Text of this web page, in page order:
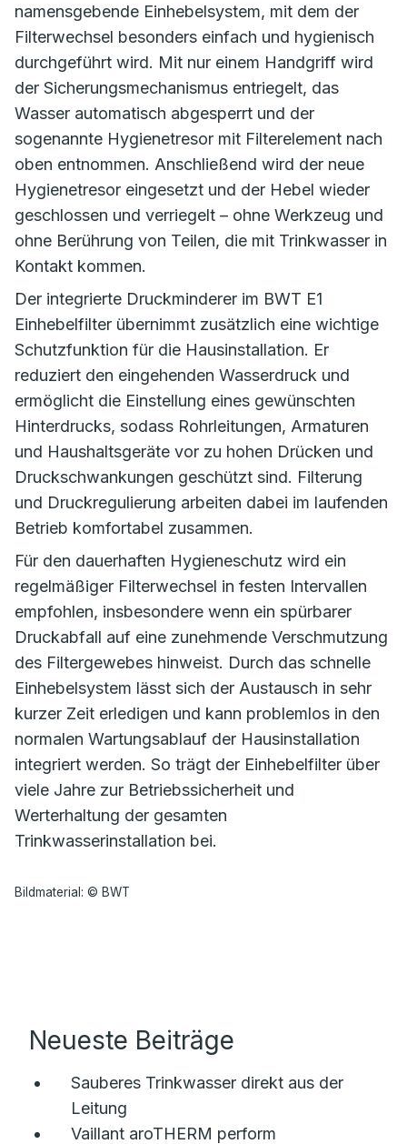
namensgebende Einhebelsystem, mit dem der
Filterwechsel besonders einfach und hygienisch
durchgeführt wird. Mit nur einem Handgriff wird
der Sicherungsmechanismus entriegelt, das
Wasser automatisch abgesperrt und der
sogenannte Hygienetresor mit Filterelement nach
oben entnommen. Anschließend wird der neue
Hygienetresor eingesetzt und der Hebel wieder
geschlossen und verriegelt – ohne Werkzeug und
ohne Berührung von Teilen, die mit Trinkwasser in
Kontakt kommen.
Der integrierte Druckminderer im BWT E1
Einhebelfilter übernimmt zusätzlich eine wichtige
Schutzfunktion für die Hausinstallation. Er
reduziert den eingehenden Wasserdruck und
ermöglicht die Einstellung eines gewünschten
Hinterdrucks, sodass Rohrleitungen, Armaturen
und Haushaltsgeräte vor zu hohen Drücken und
Druckschwankungen geschützt sind. Filterung
und Druckregulierung arbeiten dabei im laufenden
Betrieb komfortabel zusammen.
Für den dauerhaften Hygieneschutz wird ein
regelmäßiger Filterwechsel in festen Intervallen
empfohlen, insbesondere wenn ein spürbarer
Druckabfall auf eine zunehmende Verschmutzung
des Filtergewebes hinweist. Durch das schnelle
Einhebelsystem lässt sich der Austausch in sehr
kurzer Zeit erledigen und kann problemlos in den
normalen Wartungsablauf der Hausinstallation
integriert werden. So trägt der Einhebelfilter über
viele Jahre zur Betriebssicherheit und
Werterhaltung der gesamten
Trinkwasserinstallation bei.
Bildmaterial: © BWT
Neueste Beiträge
Sauberes Trinkwasser direkt aus der
Leitung
Vaillant aroTHERM perform